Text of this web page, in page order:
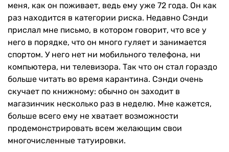
меня, как он поживает, ведь ему уже 72 года. Он как
раз находится в категории риска. Недавно Сэнди
прислал мне письмо, в котором говорит, что все у
него в порядке, что он много гуляет и занимается
спортом. У него нет ни мобильного телефона, ни
компьютера, ни телевизора. Так что он стал гораздо
больше читать во время карантина. Сэнди очень
скучает по книжному: обычно он заходит в
магазинчик несколько раз в неделю. Мне кажется,
больше всего ему не хватает возможности
продемонстрировать всем желающим свои
многочисленные татуировки.